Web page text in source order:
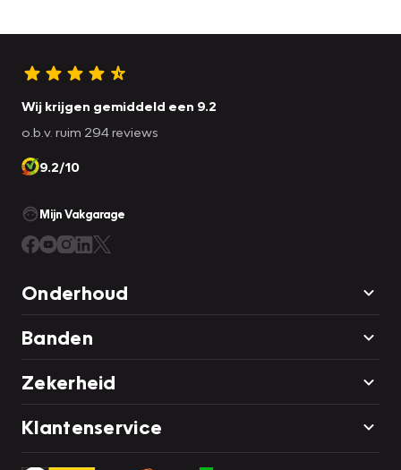
Wij krijgen gemiddeld een 9.2
o.b.v. ruim 294 reviews
9.2/10
Mijn Vakgarage
Onderhoud
Banden
Zekerheid
Klantenservice